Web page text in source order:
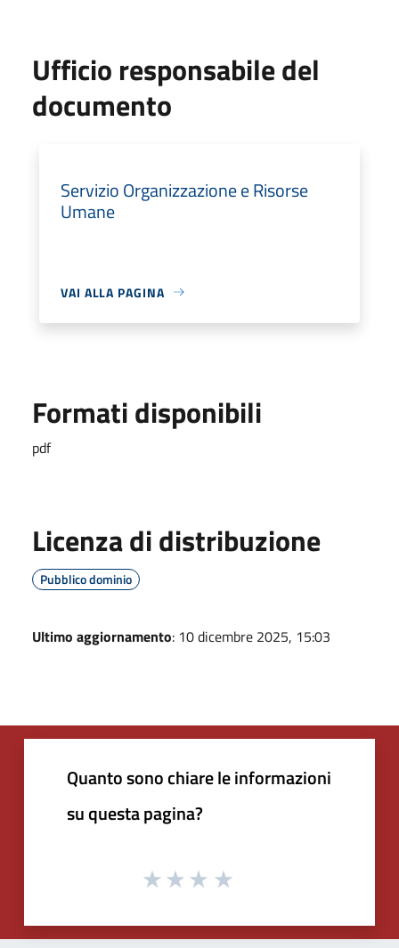
Ufficio responsabile del
documento
Servizio Organizzazione e Risorse
Umane
VAI ALLA PAGINA
Formati disponibili
pdf
Licenza di distribuzione
Pubblico dominio
Ultimo aggiornamento: 10 dicembre 2025, 15:03
Quanto sono chiare le informazioni
su questa pagina?